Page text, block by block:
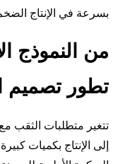
بسرعة في الإنتاج
من النموذج
تطور تصميم
تتغير متطلبات الثقب
إلى الإنتاج بكميات